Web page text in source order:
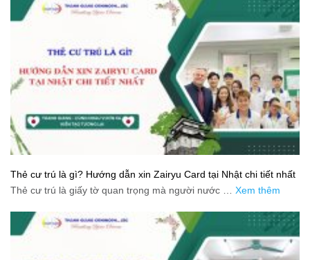
Thẻ cư trú là gì? Hướng dẫn xin Zairyu Card tại Nhật chi tiết nhất
Thẻ cư trú là giấy tờ quan trọng mà người nước … Xem thêm